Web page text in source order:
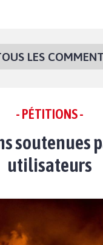
LES
- PÉTITIONS -
soutenues
utilisateurs